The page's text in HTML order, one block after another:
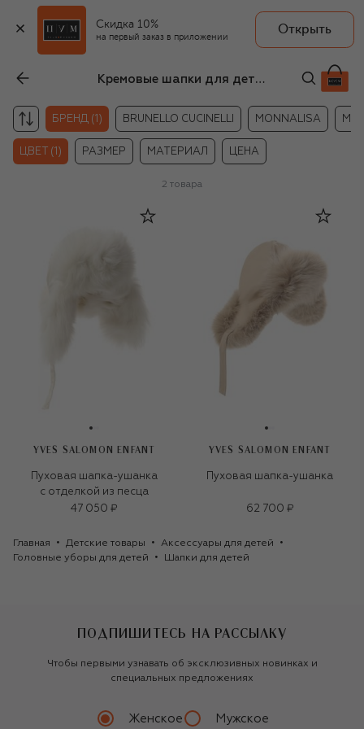
Скидка 10%
на первый заказ в приложении
Открыть
Кремовые шапки для детей Yves Salomon Enfant
БРЕНД (1) BRUNELLO CUCINELLI MONNALISA
ЦВЕТ (1) РАЗМЕР МАТЕРИАЛ ЦЕНА
2 товара
YVES SALOMON ENFANT
Пуховая шапка-ушанка
с отделкой из песца
47 050 ₽
YVES SALOMON ENFANT
Пуховая шапка-ушанка
62 700 ₽
Главная Детские товары
Аксессуары для детей
Головные уборы для детей
Шапки для детей
ПОДПИШИТЕСЬ НА РАССЫЛКУ
Чтобы первыми узнавать об эксклюзивных новинках и
специальных предложениях
Женское Мужское